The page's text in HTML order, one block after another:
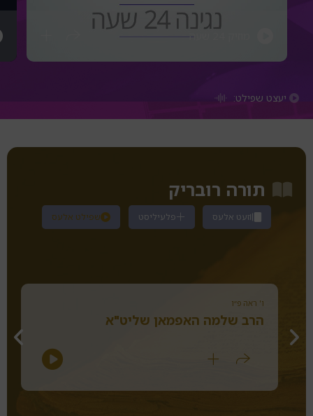
יעצט שפילט:
תורה רובריק
שפילט אלעס פלעיליסט זעט אלעס
ו' ראה פ״ו
הרב שלמה האפמאן שליט"א